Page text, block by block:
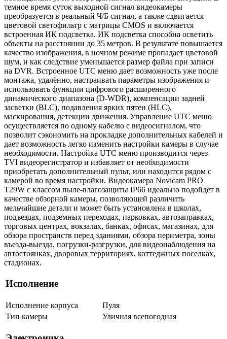
темное время суток выходной сигнал видеокамеры
преобразуется в реальный Ч/Б сигнал, а также сдвигается
цветовой светофильтр с матрицы CMOS и включается
встроенная ИК подсветка. ИК подсветка способна осветить
объекты на расстоянии до 35 метров. В результате повышается
качество изображения, в ночном режиме пропадает цветовой
шум, и как следствие уменьшается размер файла при записи
на DVR. Встроенное UTC меню дает возможность уже после
монтажа, удалённо, настраивать параметры изображения и
использовать функции цифрового расширенного
динамического диапазона (D-WDR), компенсации задней
засветки (BLC), подавления ярких пятен (HLC),
маскирования, детекции движения. Управление UTC меню
осуществляется по одному кабелю с видеосигналом, что
позволит сэкономить на прокладке дополнительных кабелей и
дает возможность легко изменить настройки камеры в случае
необходимости. Настройка UTC меню производится через
TVI видеорегистратор и избавляет от необходимости
приобретать дополнительный пульт, или находится рядом с
камерой во время настройки. Видеокамера Novicam PRO
T29W с классом пыле-влагозащиты IP66 идеально подойдет в
качестве обзорной камеры, позволяющей различить
мельчайшие детали и может быть установлена в школах,
подъездах, подземных переходах, парковках, автозаправках,
торговых центрах, вокзалах, банках, офисах, магазинах, для
обзора пространств перед зданиями, обзора периметра, зоны
въезда-выезда, погрузки-разгрузки, для видеонаблюдения на
автостоянках, дворовых территориях, коттеджных поселках,
стадионах.
Исполнение
Исполнение корпуса
Пуля
Тип камеры
Уличная всепогодная